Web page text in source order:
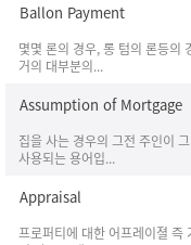
Ballon Payment
몇몇 론의 경우, 롱 텀의 론등의
거의 대부분의...
Assumption of Mortgage
집을 사는 경우의 그전 주인이
사용되는 용어입...
Appraisal
프로퍼티에 대한 어프레이졀 즉